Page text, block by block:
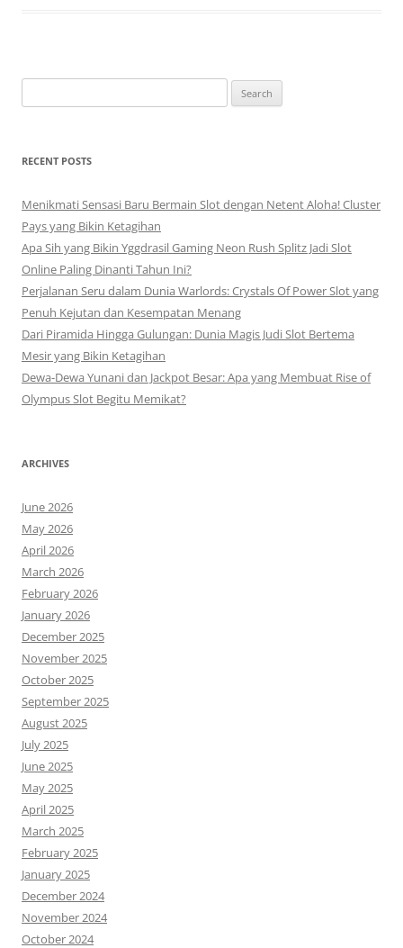
for:
RECENT POSTS
Menikmati Sensasi Baru Bermain Slot dengan Netent Aloha! Cluster
Pays yang Bikin Ketagihan
Apa Sih yang Bikin Yggdrasil Gaming Neon Rush Splitz Jadi Slot
Online Paling Dinanti Tahun Ini?
Perjalanan Seru dalam Dunia Warlords: Crystals Of Power Slot yang
Penuh Kejutan dan Kesempatan Menang
Dari Piramida Hingga Gulungan: Dunia Magis Judi Slot Bertema
Mesir yang Bikin Ketagihan
Dewa-Dewa Yunani dan Jackpot Besar: Apa yang Membuat Rise of
Olympus Slot Begitu Memikat?
ARCHIVES
June 2026
May 2026
April 2026
March 2026
February 2026
January 2026
December 2025
November 2025
October 2025
September 2025
August 2025
July 2025
June 2025
May 2025
April 2025
March 2025
February 2025
January 2025
December 2024
November 2024
October 2024